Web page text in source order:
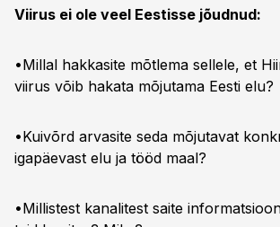
Viirus ei ole veel Eestisse jõudnud:
•Millal hakkasite mõtlema sellele, et
viirus võib hakata mõjutama Eesti elu?
•Kuivõrd arvasite seda mõjutavat
igapäevast elu ja tööd maal?
•Millistest kanalitest saite